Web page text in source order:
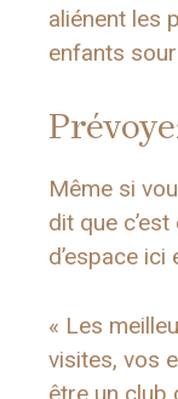
aliénent les
enfants
Même si
dit que
d’espace
« Les
visites, vos
être un club